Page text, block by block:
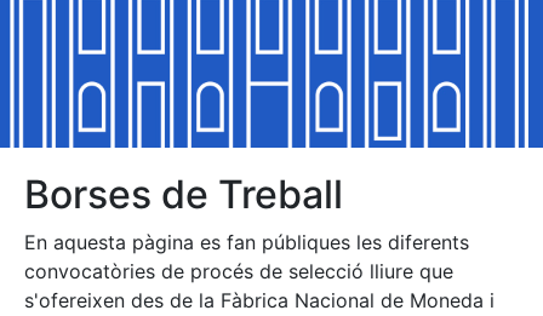
Mostra/Amaga
Mostra/Amaga
Mostra/Amaga
Mostra/Amaga
Borses de Treball
En aquesta pàgina es fan públiques les diferents
convocatòries de procés de selecció lliure que
s'ofereixen des de la Fàbrica Nacional de Moneda i